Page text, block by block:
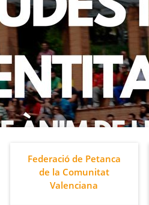
Federació de Petanca
de la Comunitat
Valenciana